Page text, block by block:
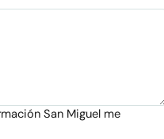
San Miguel me